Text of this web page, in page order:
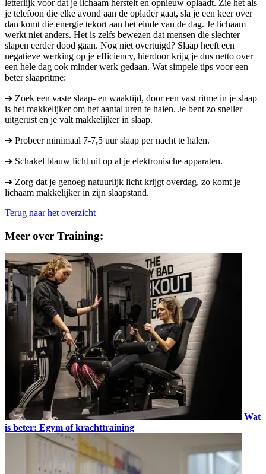
letterlijk voor dat je lichaam herstelt en opnieuw oplaadt. Zie het als
je telefoon die elke avond aan de oplader gaat, sla je een keer over
dan komt die energie tekort aan het einde van de dag. Je lichaam
werkt niet anders. Het is zelfs bewezen dat mensen die slechter
slapen eerder dood gaan. Nog niet overtuigd? Slaap heeft een
negatieve werking op je efficiency, hierdoor krijg je dus netto over
een hele dag ook minder werk gedaan. Wat simpele tips voor een
beter slaapritme:
➔ Zoek een vaste slaap- en waaktijd, door een vast ritme in je slaap
is het makkelijker om het aantal uren te halen. Je bent zo sneller
uitgerust en je valt makkelijker in slaap.
➔ Probeer minimaal 7-7,5 uur slaap per nacht te halen.
➔ Schakel blauw licht uit op al je elektronische apparaten.
➔ Zorg dat je genoeg natuurlijk licht krijgt overdag, zo komt je
lichaam makkelijker in zijn slaapstand.
Terug naar het overzicht
Meer over Training:
Wat
is beter: Egym of krachttraining